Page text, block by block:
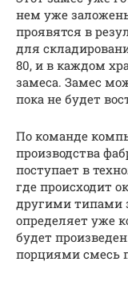
нем уже
проявятся в
для
80, и в каждом
замеса. Замес
пока не будет
По команде
производства
поступает в
где происходит
другими типами
определяет уже
будет
порциями смесь